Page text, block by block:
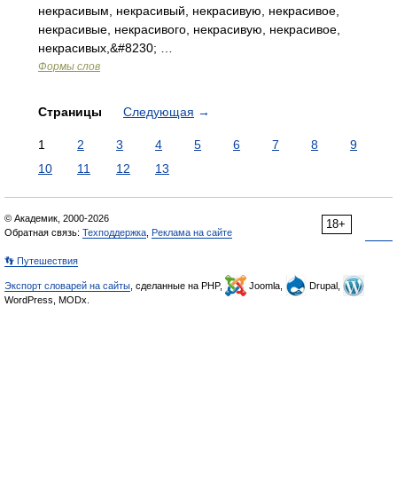
некрасивым, некрасивый, некрасивую, некрасивое,
некрасивые, некрасивого, некрасивую, некрасивое,
некрасивых,&#8230; …
Формы слов
Страницы Следующая →
1 2 3 4 5 6 7 8
9
10
11 12 13
18+
© Академик, 2000-2026
Обратная связь: Техподдержка Реклама на сайте
👣 Путешествия
Экспорт словарей на сайты , сделанные на PHP, Joomla,
Drupal,
WordPress, MODx.